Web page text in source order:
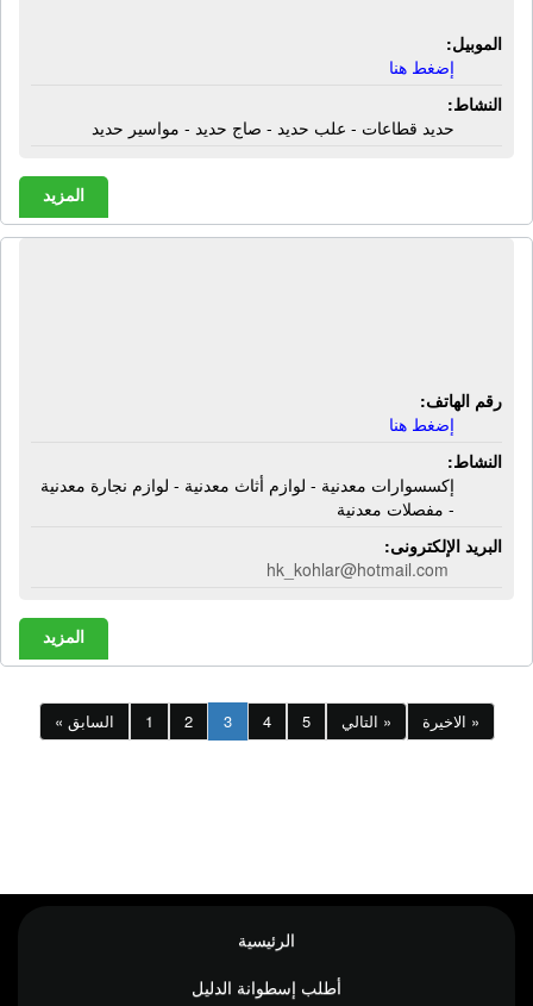
الموبيل:
إضغط هنا
النشاط:
حديد قطاعات - علب حديد - صاج حديد - مواسير حديد
المزيد
رقم الهاتف:
إضغط هنا
النشاط:
إكسسوارات معدنية - لوازم أثاث معدنية - لوازم نجارة معدنية
- مفصلات معدنية
البريد الإلكترونى:
hk_kohlar@hotmail.com
المزيد
« السابق 1 2 3 4 5 التالي » الاخيرة »
الرئيسية
أطلب إسطوانة الدليل